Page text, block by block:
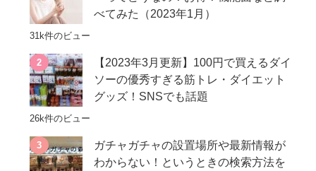
べてみた（2023年1月）
31k件のビュー
【2023年3月更新】100円で買えるダイ
ソーの優秀すぎる筋トレ・ダイエット
グッズ！SNSでも話題
26k件のビュー
ガチャガチャの設置場所や最新情報が
わからない！というときの検索方法を